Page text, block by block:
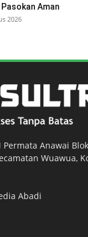
Aman
2026
Permata Anawai
Wuawua,
Abadi